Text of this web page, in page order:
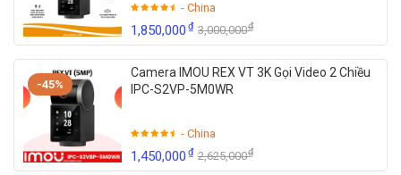
- China
1,850,000₫ 3,000,000₫
-45%
Camera IMOU REX VT 3K Gọi Video 2 Chiều
IPC-S2VP-5M0WR
- China
1,450,000₫ 2,625,000₫